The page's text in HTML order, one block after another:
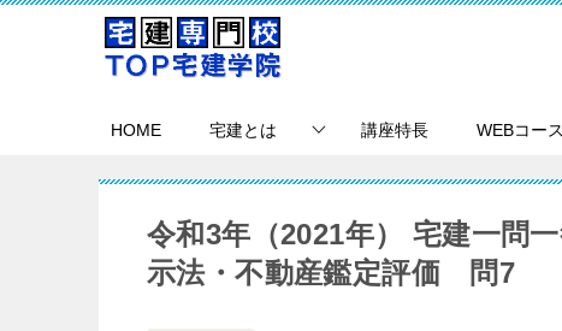
HOME 宅建とは 講座特長 WEBコー
令和3年（2021年） 宅建一
示法・不動産鑑定評価 問7